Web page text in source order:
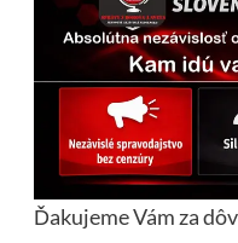
Ďakujeme Vám za